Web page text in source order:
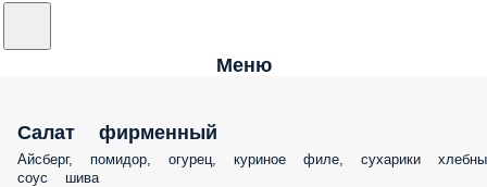
Меню
Салат фирменный
Айсберг, помидор, огурец, куриное филе, сухарики
соус шива